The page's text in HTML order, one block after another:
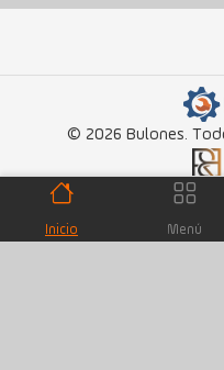
© 2026 Bulones.
Inicio Menú